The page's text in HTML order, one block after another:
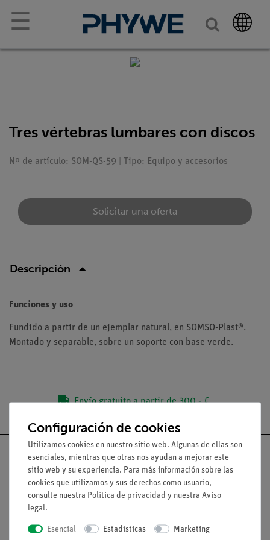
☰
Tres vértebras lumbares con discos
Nº de artículo: SOM-QS-59 | Tipo: Equipo y accesorios
Solicitar una oferta
Descripción
Funciones y uso
Fundido a partir de un ejemplar natural, en SOMSO-Plast®.
Montado y separable, sobre un soporte con base verde.
Envío gratuito a partir de 300,- €.
Nach oben
Aviso lega
Configuración de cookies
Utilizamos cookies en nuestro sitio web. Algunas de ellas son
esenciales, mientras que otras nos ayudan a mejorar este
sitio web y su experiencia. Para más información sobre las
cookies que utilizamos y sus derechos como usuario,
consulte nuestra Política de privacidad y nuestra Aviso
legal.
Esencial Estadísticas Marketing